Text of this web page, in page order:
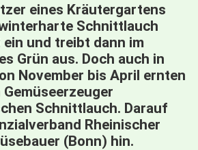
eines Kräutergartens
Schnittlauch
und treibt dann im
Grün aus. Doch auch in
November bis April ernten
Schnittlauch. Darauf
Rheinischer
(Bonn) hin.